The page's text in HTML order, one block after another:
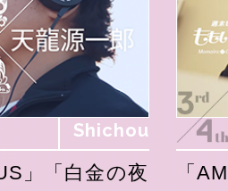
Shichou
」「白金の夜
「